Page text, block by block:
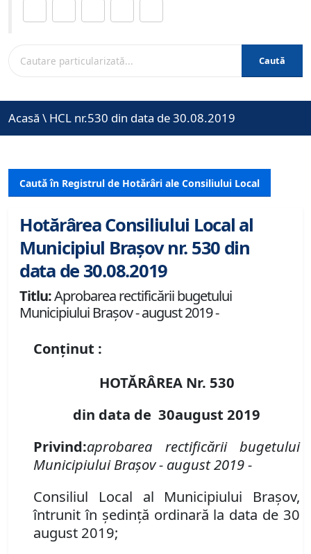
Caută
Acasă \ HCL nr.530 din data de 30.08.2019
Caută în Registrul de Hotărâri ale Consiliului Local
Hotărârea Consiliului Local al
Municipiul Brașov nr. 530 din
data de 30.08.2019
Titlu:Aprobarea rectificării bugetului
Municipiului Braşov - august 2019 -
Conținut :
HOTĂRÂREA Nr. 530
din data de 30august2019
Privind:aprobarea rectificării bugetului
Municipiului Braşov - august2019 -
Consiliul Local al Municipiului Brașov,
întrunit în ședință ordinară la data de 30
august 2019;